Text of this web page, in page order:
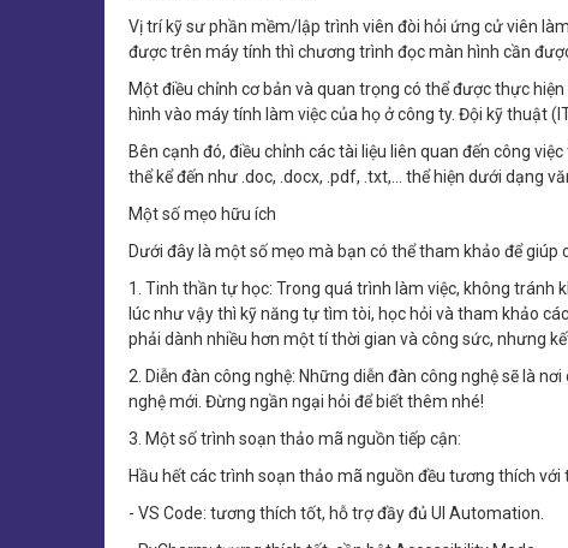
Vị trí kỹ sư phần mềm/lập trình viên đòi hỏi ứng cử viên
được trên máy tính thì chương trình đọc màn hình cần
Một điều chỉnh cơ bản và quan trọng có thể được thực
hình vào máy tính làm việc của họ ở công ty. Đội kỹ thuật
Bên cạnh đó, điều chỉnh các tài liệu liên quan đến công
thể kể đến như .doc, .docx, .pdf, .txt,... thể hiện dưới dạng
Một số mẹo hữu ích
Dưới đây là một số mẹo mà bạn có thể tham khảo để
1. Tinh thần tự học: Trong quá trình làm việc, không tránh
lúc như vậy thì kỹ năng tự tìm tòi, học hỏi và tham khảo
phải dành nhiều hơn một tí thời gian và công sức, nhưng
2. Diễn đàn công nghệ: Những diễn đàn công nghệ sẽ là
nghệ mới. Đừng ngần ngại hỏi để biết thêm nhé!
3. Một số trình soạn thảo mã nguồn tiếp cận:
Hầu hết các trình soạn thảo mã nguồn đều tương thích
- VS Code: tương thích tốt, hỗ trợ đầy đủ UI Automation.